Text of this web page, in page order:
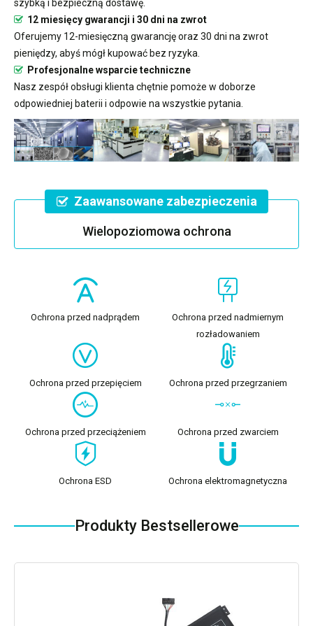
szybką i bezpieczną dostawę.
12 miesięcy gwarancji i 30 dni na zwrot
Oferujemy 12-miesięczną gwarancję oraz 30 dni na zwrot
pieniędzy, abyś mógł kupować bez ryzyka.
Profesjonalne wsparcie techniczne
Nasz zespół obsługi klienta chętnie pomoże w doborze
odpowiedniej baterii i odpowie na wszystkie pytania.
Zaawansowane zabezpieczenia
Wielopoziomowa ochrona
Ochrona przed nadprądem
Ochrona przed nadmiernym
rozładowaniem
Ochrona przed przepięciem Ochrona przed przegrzaniem
Ochrona przed przeciążeniem Ochrona przed zwarciem
Ochrona ESD Ochrona elektromagnetyczna
Produkty Bestsellerowe